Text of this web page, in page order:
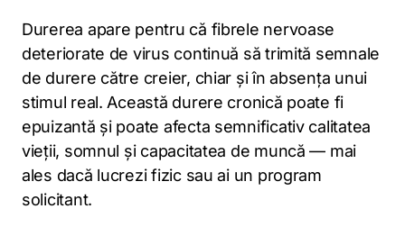
Durerea apare pentru că fibrele nervoase
deteriorate de virus continuă să trimită semnale
de durere către creier, chiar și în absența unui
stimul real. Această durere cronică poate fi
epuizantă și poate afecta semnificativ calitatea
vieții, somnul și capacitatea de muncă — mai
ales dacă lucrezi fizic sau ai un program
solicitant.